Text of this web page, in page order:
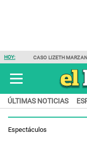
HOY: CASO LIZETH
ÚLTIMAS NOTICIAS
Espectáculos